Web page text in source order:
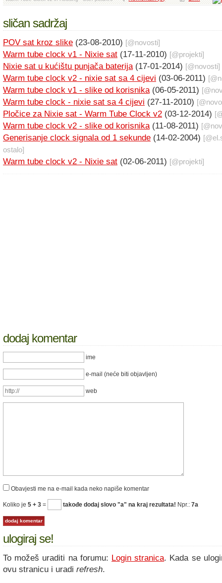
sličan sadržaj
POV sat kroz slike (23-08-2010) [@novosti]
Warm tube clock v1 - Nixie sat (17-11-2010) [@projekti]
Nixie sat u kućištu punjača baterija(17-01-2014) [@novosti]
Warm tube clock v2 - nixie sat sa 4 cijevi (03-06-2011) [@
Warm tube clock v1 - slike od korisnika(06-05-2011) [@
Warm tube clock - nixie sat sa 4 cijevi (27-11-2010) [@
Pločice za Nixie sat - Warm Tube Clock v2 (03-12-2014)
Warm tube clock v2 - slike od korisnika(11-08-2011) [@
Generisanje clock signala od 1 sekunde (14-02-2004) [@
ostalo]
Warm tube clock v2 - Nixie sat (02-06-2011) [@projekti]
dodaj komentar
ime
e-mail (neće biti objavljen)
web
Obavjesti me na e-mail kada neko napiše komentar
Koliko je 5 + 3 = takođe dodaj slovo "a" na kraj rezultata! Npr.: 7a
ulogiraj se!
To možeš uraditi na forumu: Login stranica. Kada se
ovu stranicu i uradi refresh.